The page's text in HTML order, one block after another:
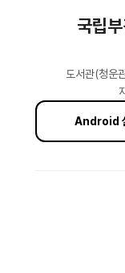
국립
도서관(청운
Android